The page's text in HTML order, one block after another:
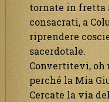
tornate in fretta
consacrati, a
riprendere
sacerdotale.
Convertitevi,
perché la Mia
Cercate la via